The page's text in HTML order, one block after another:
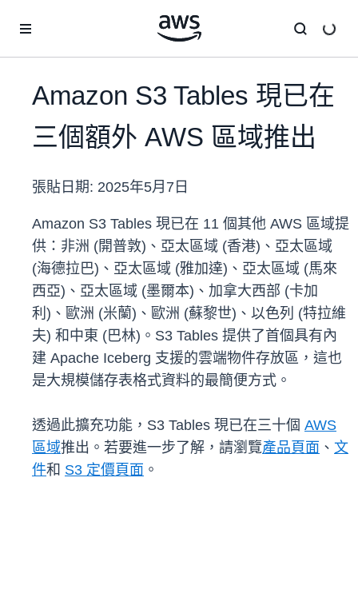
Amazon S3 Tables 現已在
三個額外 AWS 區域推出
張貼日期: 2025年5月7日
Amazon S3 Tables 現已在 11 個其他 AWS 區域提
供：非洲 (開普敦)、亞太區域 (香港)、亞太區域
(海德拉巴)、亞太區域 (雅加達)、亞太區域 (馬來
西亞)、亞太區域 (墨爾本)、加拿大西部 (卡加
利)、歐洲 (米蘭)、歐洲 (蘇黎世)、以色列 (特拉維
夫) 和中東 (巴林)。S3 Tables 提供了首個具有內
建 Apache Iceberg 支援的雲端物件存放區，這也
是大規模儲存表格式資料的最簡便方式。
透過此擴充功能，S3 Tables 現已在三十個 AWS
區域推出。若要進一步了解，請瀏覽產品頁面 、 文
件和 S3 定價頁面 。